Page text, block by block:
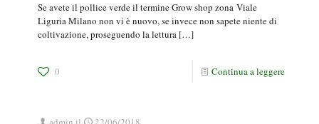
Se avete il pollice verde il termine Grow shop zona Viale
Liguria Milano non vi è nuovo, se invece non sapete niente di
coltivazione, proseguendo la lettura […]
0 Continua a leggere